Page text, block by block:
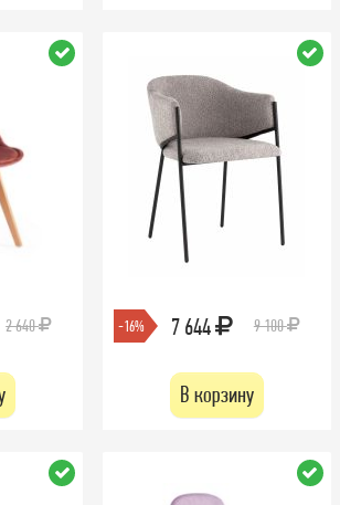
2 640 -16% 7 644 9 100
В корзину